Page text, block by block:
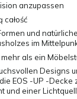
anzupassen
und
im
als ein
Designs
EOS -UP -Decke
und einer